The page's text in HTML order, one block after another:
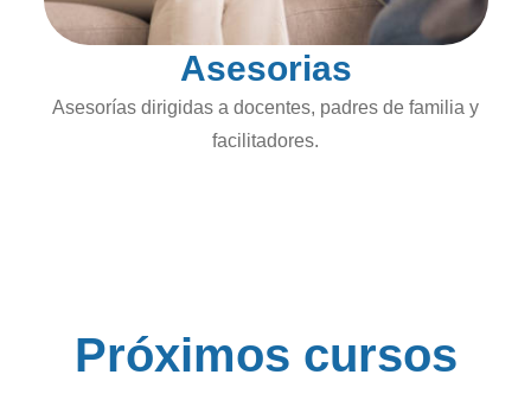
Asesorias
Asesorías dirigidas a docentes, padres de familia y
facilitadores.
Próximos cursos